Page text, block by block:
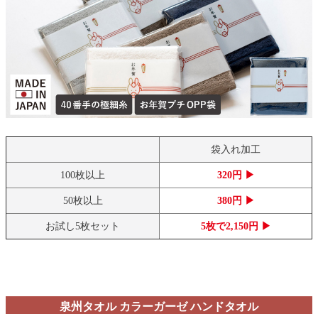
袋入れ加工
100枚以上 320円 ▶
50枚以上 380円 ▶
お試し5枚セット 5枚で2,150円 ▶
泉州タオル カラーガーゼ ハンドタオル